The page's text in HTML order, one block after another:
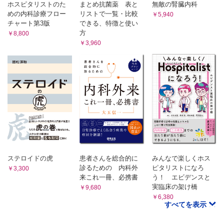
ホスピタリストのた
めの内科診療フロー
チャート第3版
￥8,800
まとめ抗菌薬 表と
リストで一覧・比較
できる、特徴と使い
方
￥3,960
無敵の腎臓内科
￥5,940
ステロイドの虎
￥3,300
患者さんを総合的に
診るための 内科外
来これ一冊、必携書
￥9,680
みんなで楽しくホス
ピタリストになろ
う！ エビデンスと
実臨床の架け橋
￥6,380
すべてを表示